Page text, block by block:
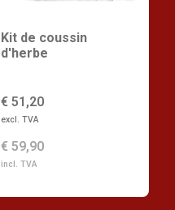
Kit de coussin
d'herbe
€ 51,20
excl. TVA
€ 59,90
incl. TVA